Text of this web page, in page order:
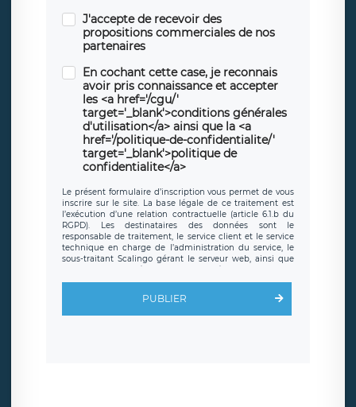
J'accepte de recevoir des
propositions commerciales de nos
partenaires
En cochant cette case, je reconnais
avoir pris connaissance et accepter
les <a href='/cgu/'
target='_blank'>conditions générales
d'utilisation</a> ainsi que la <a
href='/politique-de-confidentialite/'
target='_blank'>politique de
confidentialite</a>
Le présent formulaire d’inscription vous permet de vous
inscrire sur le site. La base légale de ce traitement est
l’exécution d’une relation contractuelle (article 6.1.b du
RGPD). Les destinataires des données sont le
responsable de traitement, le service client et le service
technique en charge de l’administration du service, le
sous-traitant Scalingo gérant le serveur web, ainsi que
d’inscription est hébergé sur un serveur hébergé par
clauses de
protection conformes au RGPD
. Les données collectées
sont conservées jusqu’à ce que l’Internaute en sollicite la
PUBLIER